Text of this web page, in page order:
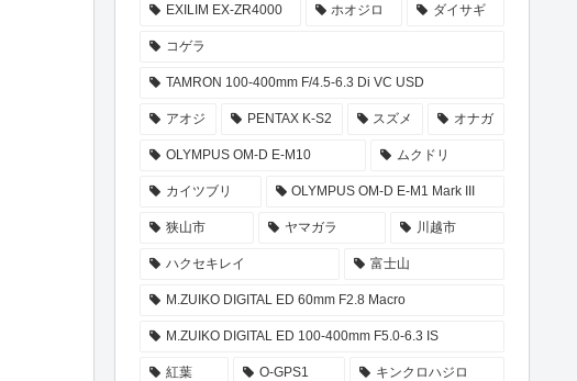
EXILIM EX-ZR4000 ホオジロ ダイサギ
コゲラ
TAMRON 100-400mm F/4.5-6.3 Di VC USD
アオジ PENTAX K-S2 スズメ オナガ
OLYMPUS OM-D E-M10 ムクドリ
カイツブリ OLYMPUS OM-D E-M1 Mark III
狭山市 ヤマガラ 川越市
ハクセキレイ 富士山
M.ZUIKO DIGITAL ED 60mm F2.8 Macro
M.ZUIKO DIGITAL ED 100-400mm F5.0-6.3 IS
紅葉 O-GPS1 キンクロハジロ